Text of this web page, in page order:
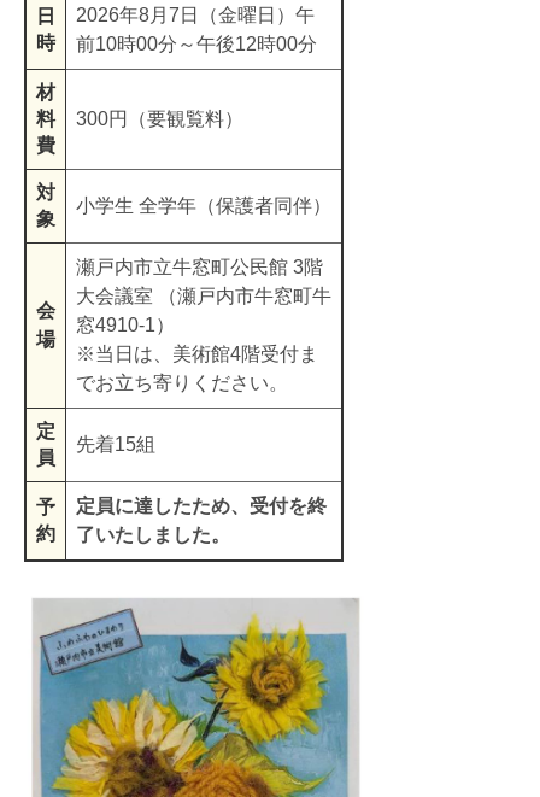
日
時
2026年8月7日（金曜日）午
前10時00分～午後12時00分
材
料
費
300円（要観覧料）
対
象
小学生 全学年（保護者同伴）
会
場
瀬戸内市立牛窓町公民館 3階
大会議室 （瀬戸内市牛窓町牛
窓4910‐1）
※​当日は、美術館4階受付ま
でお立ち寄りください。
定
員
先着15組
予
約
定員に達したため、受付を終
了いたしました。